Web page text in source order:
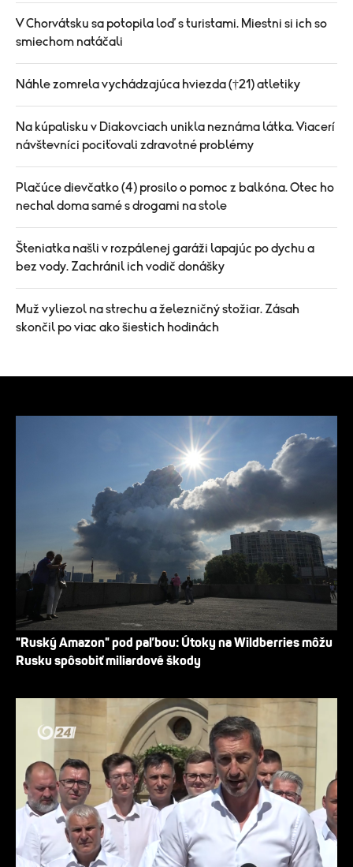
V Chorvátsku sa potopila loď s turistami. Miestni si ich so
smiechom natáčali
Náhle zomrela vychádzajúca hviezda (†21) atletiky
Na kúpalisku v Diakovciach unikla neznáma látka. Viacerí
návštevníci pociťovali zdravotné problémy
Plačúce dievčatko (4) prosilo o pomoc z balkóna. Otec ho
nechal doma samé s drogami na stole
Šteniatka našli v rozpálenej garáži lapajúc po dychu a
bez vody. Zachránil ich vodič donášky
Muž vyliezol na strechu a železničný stožiar. Zásah
skončil po viac ako šiestich hodinách
"Ruský Amazon" pod paľbou: Útoky na Wildberries môžu
Rusku spôsobiť miliardové škody